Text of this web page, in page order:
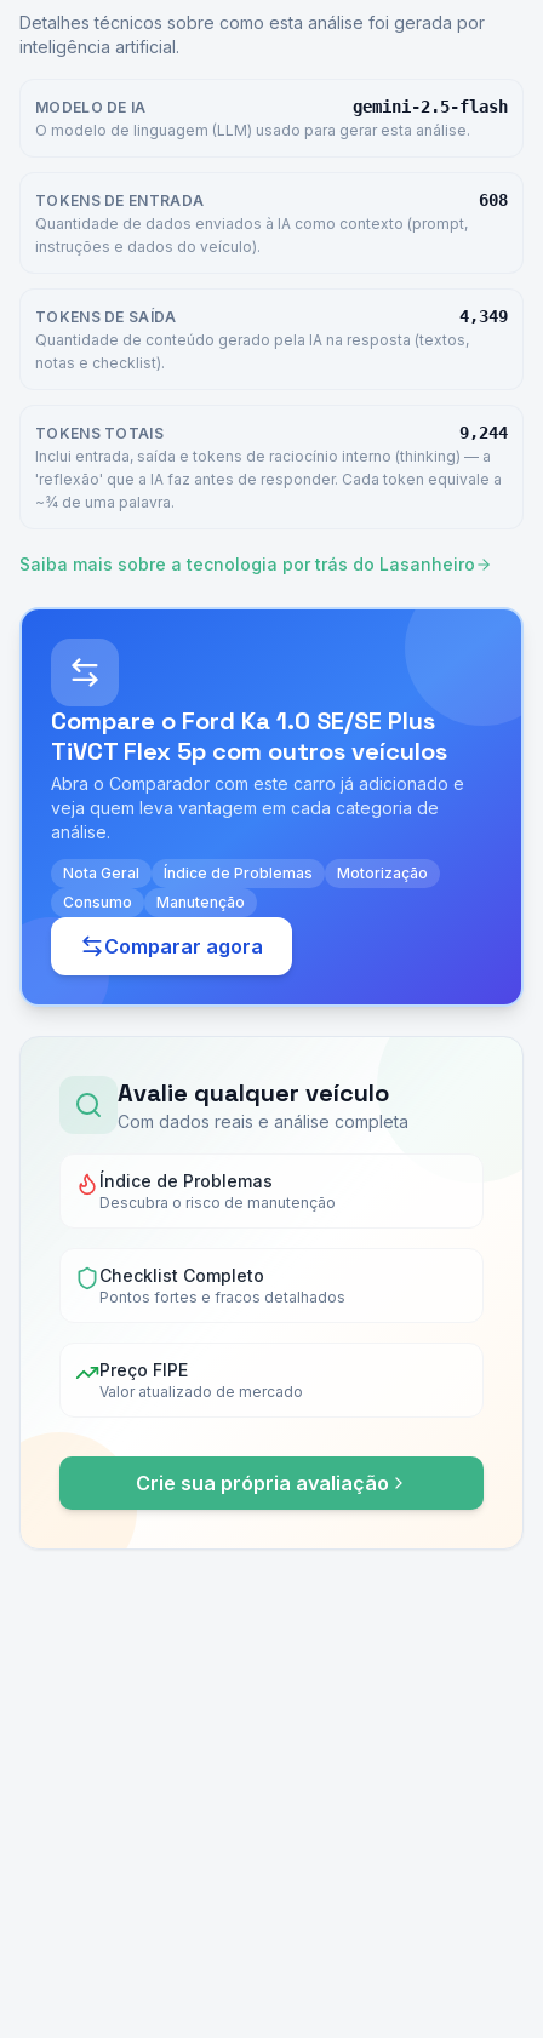
Detalhes técnicos sobre como esta análise foi gerada por
inteligência artificial.
MODELO DE IA gemini-2.5-flash
O modelo de linguagem (LLM) usado para gerar esta análise.
TOKENS DE ENTRADA 608
Quantidade de dados enviados à IA como contexto (prompt,
instruções e dados do veículo).
TOKENS DE SAÍDA 4,349
Quantidade de conteúdo gerado pela IA na resposta (textos,
notas e checklist).
TOKENS TOTAIS 9,244
Inclui entrada, saída e tokens de raciocínio interno (thinking) — a
'reflexão' que a IA faz antes de responder. Cada token equivale a
~¾ de uma palavra.
Saiba mais sobre a tecnologia por trás do Lasanheiro
Compare o Ford Ka 1.0 SE/SE Plus
TiVCT Flex 5p com outros veículos
Abra o Comparador com este carro já adicionado e
veja quem leva vantagem em cada categoria de
análise.
Nota Geral Índice de Problemas
Motorização
Consumo
Manutenção
Comparar agora
Avalie qualquer veículo
Com dados reais e análise completa
Índice de Problemas
Descubra o risco de manutenção
Checklist Completo
Pontos fortes e fracos detalhados
Preço FIPE
Valor atualizado de mercado
Crie sua própria avaliação